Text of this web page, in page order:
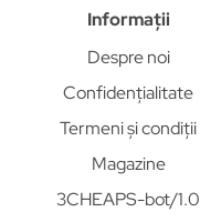
Informații
Despre noi
Confidențialitate
Termeni și condiții
Magazine
3CHEAPS-bot/1.0